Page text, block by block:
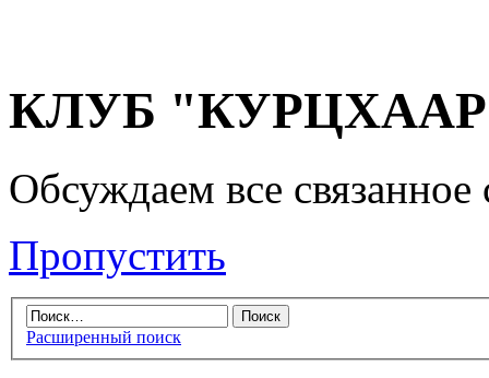
КЛУБ "КУРЦХААР"
Обсуждаем все
Пропустить
Расширенный поиск